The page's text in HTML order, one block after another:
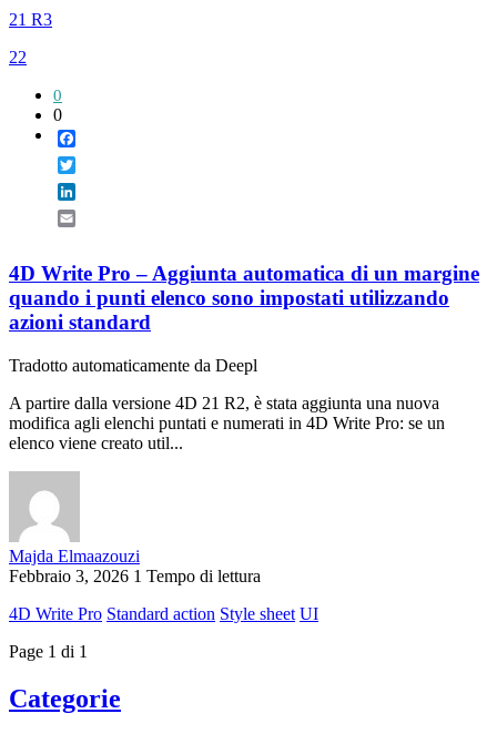
21 R3
22
0
0
4D Write Pro – Aggiunta automatica di un margine
quando i punti elenco sono impostati utilizzando
azioni standard
Tradotto automaticamente da Deepl
A partire dalla versione 4D 21 R2, è stata aggiunta una nuova
modifica agli elenchi puntati e numerati in 4D Write Pro: se un
elenco viene creato util...
Majda Elmaazouzi
Febbraio 3, 2026 1 Tempo di lettura
4D Write Pro Standard action Style sheet UI
Page 1 di 1
Categorie